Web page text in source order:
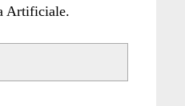
Artificiale.